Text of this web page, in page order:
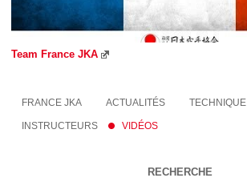
Team France JKA
FRANCE JKA ACTUALITÉS TECHNIQUE
INSTRUCTEURS VIDÉOS
RECHERCHE